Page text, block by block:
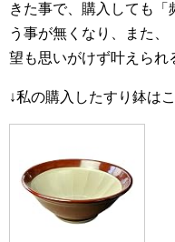
きた事で、購入しても
う事が無くなり、また
望も思いがけず叶えられ
↓私の購入したすり鉢は